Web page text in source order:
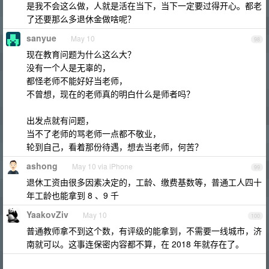
是我不会这么做，人就是活在当下，当下一定要过得开心。都老
了还要那么多退休金做啥呢？
98
sanyue May 10
现在教育问题为什么这么大？
没有一个人是无辜的，
都怪老师不能好好当老师，
不曾想，现在的老师真的明白什么是师者吗？
出发点就有问题，
当不了老师的骂老师一点都不敬业，
轮到自己，看着那份待遇，想去当老师，何苦？
99
ashong May 10 via iPhone
退休工资由很多因素决定的，工龄、缴费基数等，普通工人四十
年工龄也能拿到 8 、9 千
100
YaakovZiv May 10
普通教师拿不到这个数，有评级的能拿到，不需要一线城市，济
南就可以。这事连保密内容都不算，在 2018 年就存在了。